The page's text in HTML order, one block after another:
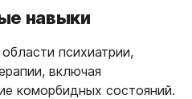
навыки
психиатрии,
включая
коморбидных состояний.